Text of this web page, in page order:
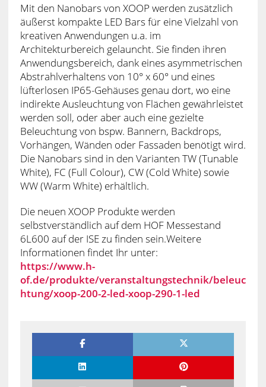
Mit den Nanobars von XOOP werden zusätzlich
äußerst kompakte LED Bars für eine Vielzahl von
kreativen Anwendungen u.a. im
Architekturbereich gelauncht. Sie finden ihren
Anwendungsbereich, dank eines asymmetrischen
Abstrahlverhaltens von 10° x 60° und eines
lüfterlosen IP65-Gehäuses genau dort, wo eine
indirekte Ausleuchtung von Flächen gewährleistet
werden soll, oder aber auch eine gezielte
Beleuchtung von bspw. Bannern, Backdrops,
Vorhängen, Wänden oder Fassaden benötigt wird.
Die Nanobars sind in den Varianten TW (Tunable
White), FC (Full Colour), CW (Cold White) sowie
WW (Warm White) erhältlich.
Die neuen XOOP Produkte werden
selbstverständlich auf dem HOF Messestand
6L600 auf der ISE zu finden sein.Weitere
Informationen findet Ihr unter:
https://www.h-
of.de/produkte/veranstaltungstechnik/beleuc
htung/xoop-200-2-led-xoop-290-1-led